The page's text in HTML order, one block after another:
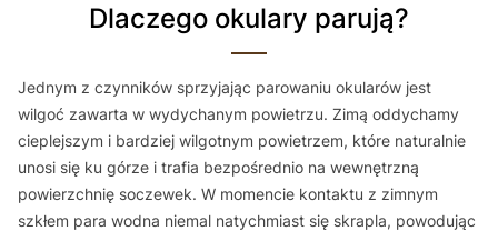
Dlaczego okulary parują?
Jednym z czynników sprzyjając parowaniu okularów jest
wilgoć zawarta w wydychanym powietrzu. Zimą oddychamy
cieplejszym i bardziej wilgotnym powietrzem, które naturalnie
unosi się ku górze i trafia bezpośrednio na wewnętrzną
powierzchnię soczewek. W momencie kontaktu z zimnym
szkłem para wodna niemal natychmiast się skrapla, powodując